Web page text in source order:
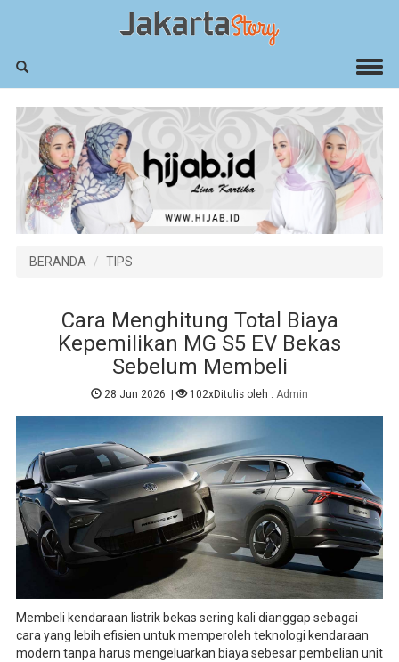
BERANDA TIPS
Cara Menghitung Total Biaya
Kepemilikan MG S5 EV Bekas
Sebelum Membeli
28 Jun 2026 | 102xDitulis oleh : Admin
Membeli kendaraan listrik bekas sering kali dianggap sebagai
cara yang lebih efisien untuk memperoleh teknologi kendaraan
modern tanpa harus mengeluarkan biaya sebesar pembelian unit